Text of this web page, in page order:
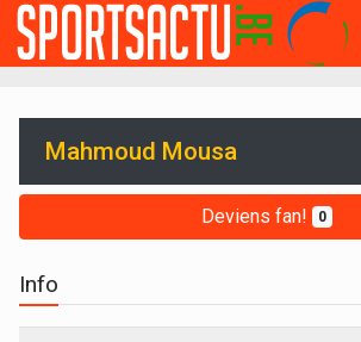
Mahmoud Mousa
Deviens fan! 0
Info